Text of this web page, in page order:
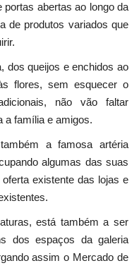
abertas ao longo da
de produtos variados que
dos queijos e enchidos ao
flores, sem esquecer o
não vão faltar
a família e amigos.
a famosa artéria
algumas das suas
existente das lojas e
está também a ser
dos espaços da galeria
assim o Mercado de